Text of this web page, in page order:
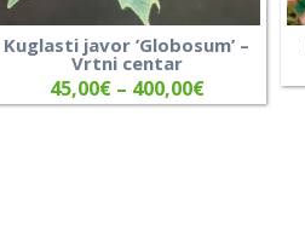
Kuglasti javor ’Globosum’ –
Vrtni centar
45,00€– 400,00€